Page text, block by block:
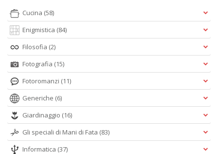
Cucina (58)
Enigmistica (84)
Filosofia (2)
Fotografia (15)
Fotoromanzi (11)
Generiche (6)
Giardinaggio (16)
Gli speciali di Mani di Fata (83)
Informatica (37)